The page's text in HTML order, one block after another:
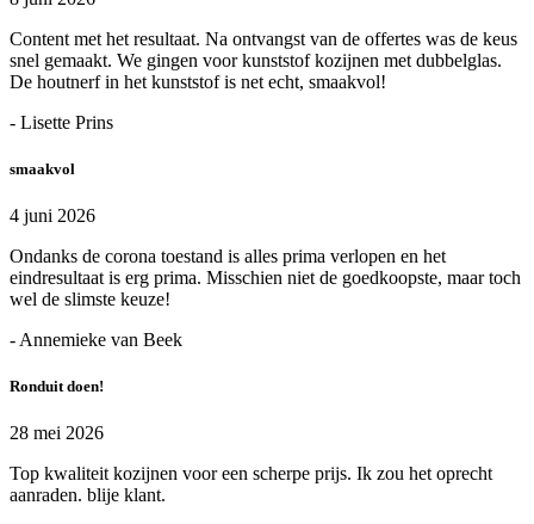
Content met het resultaat. Na ontvangst van de offertes was de keus
snel gemaakt. We gingen voor kunststof kozijnen met dubbelglas.
De houtnerf in het kunststof is net echt, smaakvol!
- Lisette Prins
smaakvol
4 juni 2026
Ondanks de corona toestand is alles prima verlopen en het
eindresultaat is erg prima. Misschien niet de goedkoopste, maar toch
wel de slimste keuze!
- Annemieke van Beek
Ronduit doen!
28 mei 2026
Top kwaliteit kozijnen voor een scherpe prijs. Ik zou het oprecht
aanraden. blije klant.